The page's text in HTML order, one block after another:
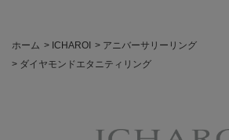
ホーム > ICHAROI > アニバーサリーリング
> ダイヤモンドエタニティリング